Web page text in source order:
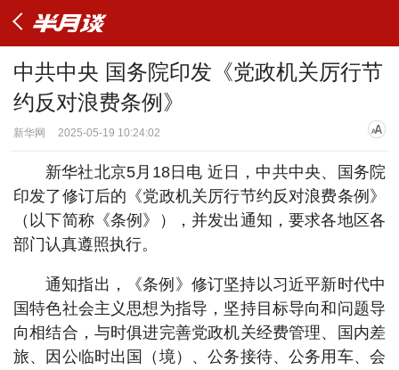
中共中央 国务院印发《党政机关厉行节
约反对浪费条例》
新华网 2025-05-19 10:24:02
新华社北京5月18日电 近日，中共中央、国务院
印发了修订后的《党政机关厉行节约反对浪费条例》
（以下简称《条例》），并发出通知，要求各地区各
部门认真遵照执行。
通知指出，《条例》修订坚持以习近平新时代中
国特色社会主义思想为指导，坚持目标导向和问题导
向相结合，与时俱进完善党政机关经费管理、国内差
旅、因公临时出国（境）、公务接待、公务用车、会